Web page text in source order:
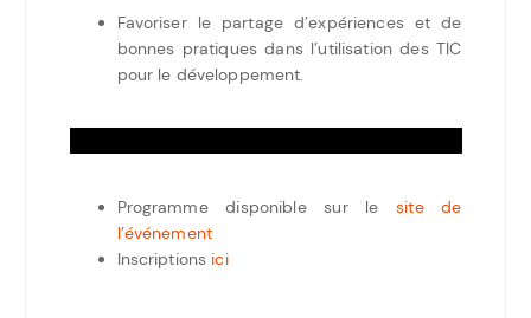
Favoriser le partage d’expériences et de
bonnes pratiques dans l’utilisation des TIC
pour le développement.
Programme disponible sur lesite de
l’événement
Inscriptions ici